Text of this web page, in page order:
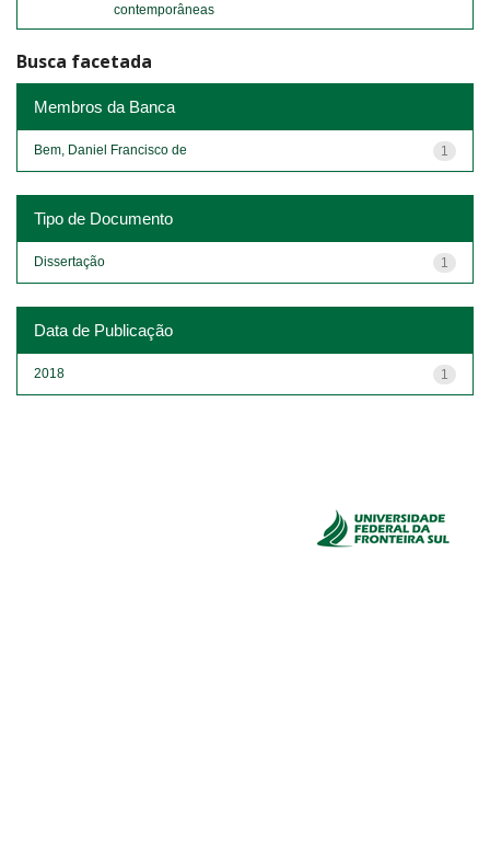
contemporâneas
Busca facetada
Membros da Banca
1
Bem, Daniel Francisco de
Tipo de Documento
1
Dissertação
Data de Publicação
1
2018